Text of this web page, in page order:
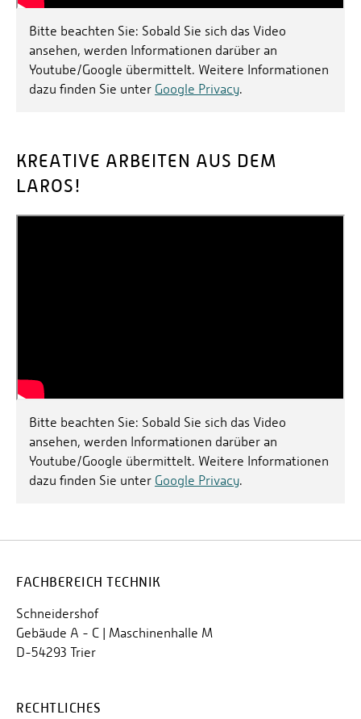
Bitte beachten Sie: Sobald Sie sich das Video
ansehen, werden Informationen darüber an
Youtube/Google übermittelt. Weitere Informationen
dazu finden Sie unter Google Privacy.
KREATIVE ARBEITEN AUS DEM
LAROS!
Bitte beachten Sie: Sobald Sie sich das Video
ansehen, werden Informationen darüber an
Youtube/Google übermittelt. Weitere Informationen
dazu finden Sie unter Google Privacy.
FACHBEREICH TECHNIK
Schneidershof
Gebäude A - C | Maschinenhalle M
D-54293 Trier
RECHTLICHES